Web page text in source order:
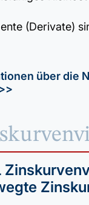
(Derivate)
über die